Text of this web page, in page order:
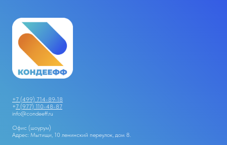
+7 (499) 714-89-18
+7 (977) 110-48-87
info@condeeff.ru
Офис (шоурум)
Адрес: Мытищи, 10 ленинский переулок, дом 8.